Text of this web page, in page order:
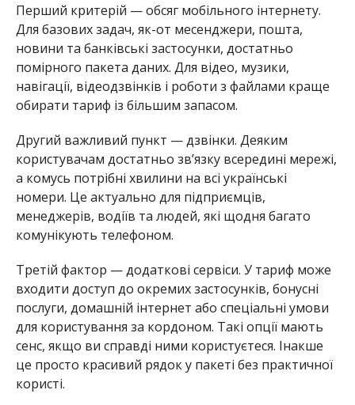
Перший критерій — обсяг мобільного інтернету.
Для базових задач, як-от месенджери, пошта,
новини та банківські застосунки, достатньо
помірного пакета даних. Для відео, музики,
навігації, відеодзвінків і роботи з файлами краще
обирати тариф із більшим запасом.
Другий важливий пункт — дзвінки. Деяким
користувачам достатньо зв’язку всередині мережі,
а комусь потрібні хвилини на всі українські
номери. Це актуально для підприємців,
менеджерів, водіїв та людей, які щодня багато
комунікують телефоном.
Третій фактор — додаткові сервіси. У тариф може
входити доступ до окремих застосунків, бонусні
послуги, домашній інтернет або спеціальні умови
для користування за кордоном. Такі опції мають
сенс, якщо ви справді ними користуєтеся. Інакше
це просто красивий рядок у пакеті без практичної
користі.